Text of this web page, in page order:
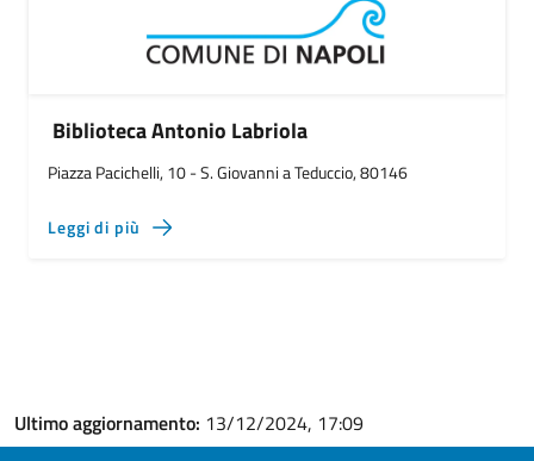
Biblioteca Antonio Labriola
Piazza Pacichelli, 10 - S. Giovanni a Teduccio, 80146
Leggi di più
Ultimo aggiornamento: 13/12/2024, 17:09